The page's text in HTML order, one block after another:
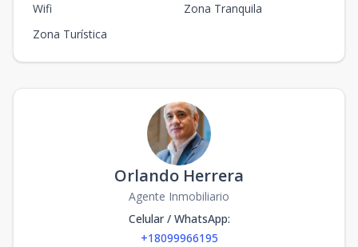
Wifi
Zona Tranquila
Zona Turística
Orlando Herrera
Agente Inmobiliario
Celular / WhatsApp:
+18099966195